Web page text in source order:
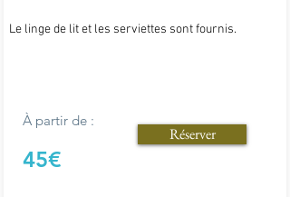
Le linge de lit et les serviettes sont fournis.
À partir de :
45€
Réserver